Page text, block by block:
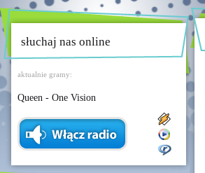
słuchaj nas online
aktualnie gramy:
Queen - One Vision